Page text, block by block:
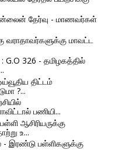
தேர்வு - மாணவர்கள்
வராதாவர்களுக்கு மாவட்ட
G.O 326 - தமிழகத்தில்
திட்டம்
?...
பணியி...
ஆசிரியருக்கு
உ...
இரண்டு பள்ளிகளுக்கு